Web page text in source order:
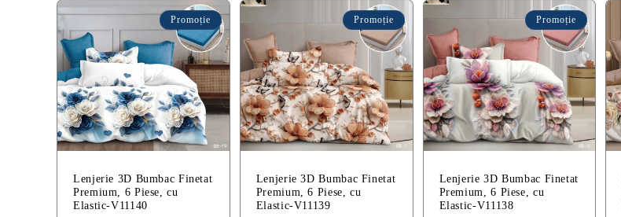
Promoție
Lenjerie 3D Bumbac Finetat
Premium, 6 Piese, cu
Elastic-V11140
Promoție
Lenjerie 3D Bumbac Finetat
Premium, 6 Piese, cu
Elastic-V11139
Promoție
Lenjerie 3D Bumbac Finetat
Premium, 6 Piese, cu
Elastic-V11138